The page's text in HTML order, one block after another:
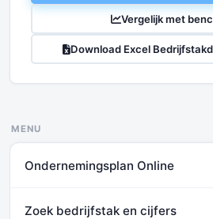
Vergelijk met
Download Excel
MENU
Ondernemingsplan Online
Zoek bedrijfstak en cijfers